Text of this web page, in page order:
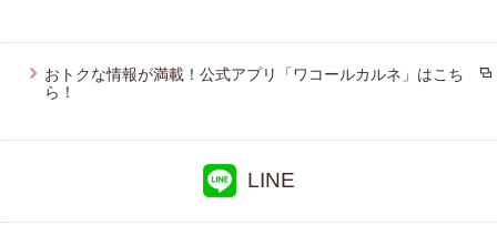
おトクな情報が満載！公式アプリ「ワコールカルネ」はこち
ら！
LINE